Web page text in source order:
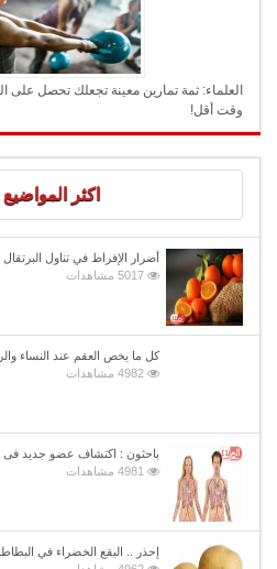
العلماء: ثمة تمارين معينة تجعلك تحصل على
وقت أقل!
اكثر المواضيع
أضرار الإفراط في تناول
5017 مشاهدات
كل ما يخص العقم عند النساء
4982 مشاهدات
باحثون : اكتشاف عضو جديد فى
4981 مشاهدات
إحذر .. البقع الخضراء في البطاطا